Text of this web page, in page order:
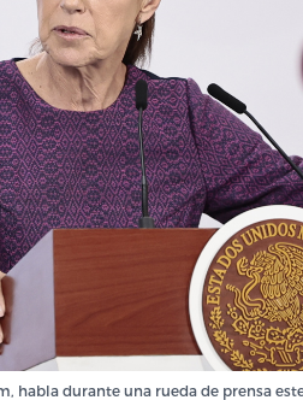
habla durante una rueda de prensa